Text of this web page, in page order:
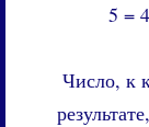
5 =
Число, к